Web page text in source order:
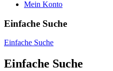
Mein Konto
Einfache Suche
Einfache Suche
Einfache Suche